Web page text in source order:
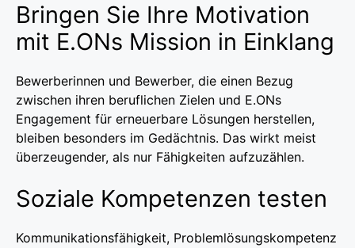
Bringen Sie Ihre Motivation
mit E.ONs Mission in Einklang
Bewerberinnen und Bewerber, die einen Bezug
zwischen ihren beruflichen Zielen und E.ONs
Engagement für erneuerbare Lösungen herstellen,
bleiben besonders im Gedächtnis. Das wirkt meist
überzeugender, als nur Fähigkeiten aufzuzählen.
Soziale Kompetenzen testen
Kommunikationsfähigkeit, Problemlösungskompetenz